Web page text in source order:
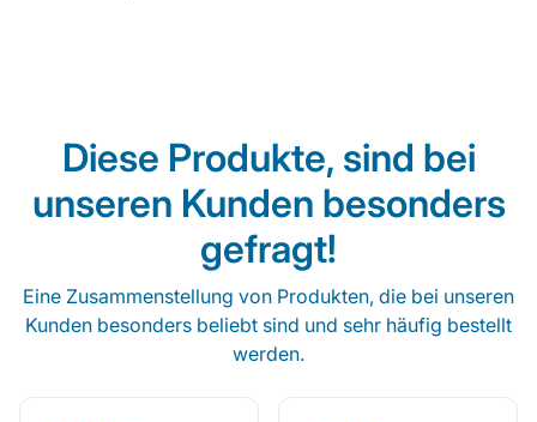
Diese Produkte, sind bei
unseren Kunden besonders
gefragt!
Eine Zusammenstellung von Produkten, die bei unseren
Kunden besonders beliebt sind und sehr häufig bestellt
werden.